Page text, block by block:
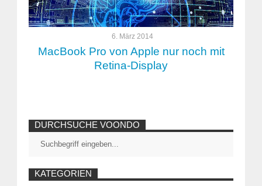
6. März 2014
MacBook Pro von Apple nur noch mit
Retina-Display
DURCHSUCHE VOONDO
KATEGORIEN